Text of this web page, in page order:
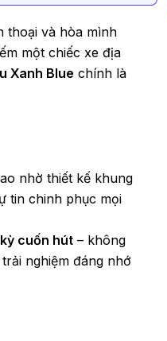
thoại và hòa mình
một chiếc xe địa
Xanh Blue chính là
nhờ thiết kế khung
tin chinh phục mọi
cuốn hút – không
nghiệm đáng nhớ